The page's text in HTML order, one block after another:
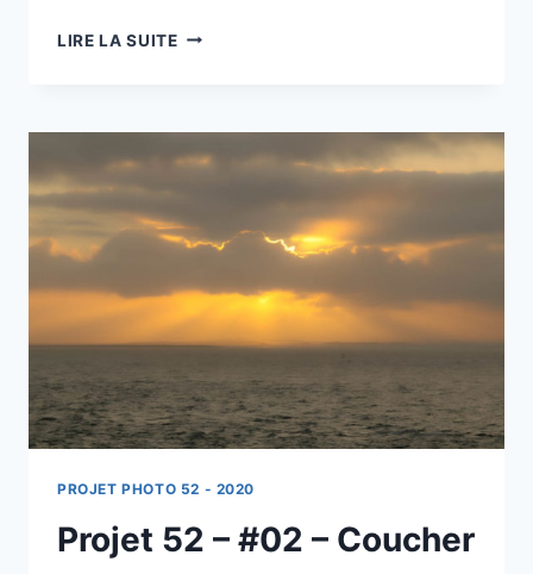
LIRE LA SUITEPROJET
–
COUCHER
À
BISCARROSSE
PLAGE
PROJET PHOTO 52 - 2020
Projet 52 – #02 – Coucher